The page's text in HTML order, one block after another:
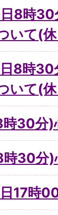
日8時
いて(
日8時
いて(
時30分
時30分
日17時